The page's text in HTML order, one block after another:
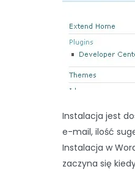
Instalacja jest
e-mail, ilość
Instalacja w
zaczyna się